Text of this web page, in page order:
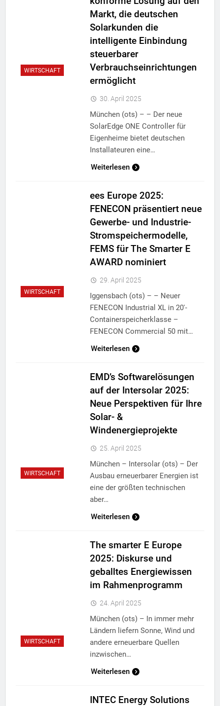
WIRTSCHAFT
Markt, die deutschen
Solarkunden die
intelligente Einbindung
steuerbarer
Verbrauchseinrichtungen
ermöglicht
30. April 2025
München (ots) – – Der neue
SolarEdge ONE Controller für
Eigenheime bietet deutschen
Installateuren eine…
Weiterlesen
WIRTSCHAFT
ees Europe 2025:
FENECON präsentiert neue
Gewerbe- und Industrie-
Stromspeichermodelle,
FEMS für The Smarter E
AWARD nominiert
29. April 2025
Iggensbach (ots) – – Neuer
FENECON Industrial XL in 20′-
Containerspeicherklasse –
FENECON Commercial 50 mit…
Weiterlesen
WIRTSCHAFT
EMD’s Softwarelösungen
auf der Intersolar 2025:
Neue Perspektiven für Ihre
Solar- &
Windenergieprojekte
25. April 2025
München – Intersolar (ots) – Der
Ausbau erneuerbarer Energien ist
eine der größten technischen
aber…
Weiterlesen
WIRTSCHAFT
The smarter E Europe
2025: Diskurse und
geballtes Energiewissen
im Rahmenprogramm
24. April 2025
München (ots) – In immer mehr
Ländern liefern Sonne, Wind und
andere erneuerbare Quellen
inzwischen…
Weiterlesen
INTEC Energy Solutions